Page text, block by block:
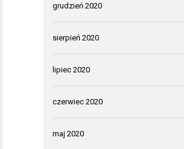
grudzień 2020
sierpień 2020
lipiec 2020
czerwiec 2020
maj 2020